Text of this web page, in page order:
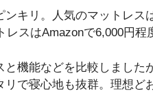
ンキリ。人気のマットレス
スはAmazonで6,000円程
と機能などを比較しまし
リで寝心地も抜群。理想ど